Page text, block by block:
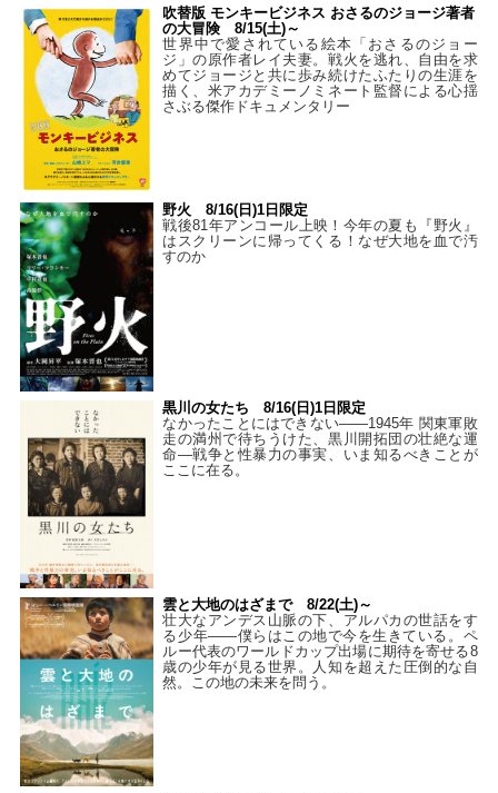
吹替版 モンキービジネス おさるのジョージ著者
の大冒険 8/15(土)～
世界中で愛されている絵本「おさるのジョー
ジ」の原作者レイ夫妻。戦火を逃れ、自由を求
めてジョージと共に歩み続けたふたりの生涯を
描く、米アカデミーノミネート監督による心揺
さぶる傑作ドキュメンタリー
野火 8/16(日)1日限定
戦後81年アンコール上映！今年の夏も『野火』
はスクリーンに帰ってくる！なぜ大地を血で汚
すのか
黒川の女たち 8/16(日)1日限定
なかったことにはできない——1945年 関東軍敗
走の満州で待ちうけた、黒川開拓団の壮絶な運
命―戦争と性暴力の事実、いま知るべきことが
ここに在る。
雲と大地のはざまで 8/22(土)～
壮大なアンデス山脈の下、アルパカの世話をす
る少年――僕らはこの地で今を生きている。ペ
ルー代表のワールドカップ出場に期待を寄せる8
歳の少年が見る世界。人知を超えた圧倒的な自
然。この地の未来を問う。